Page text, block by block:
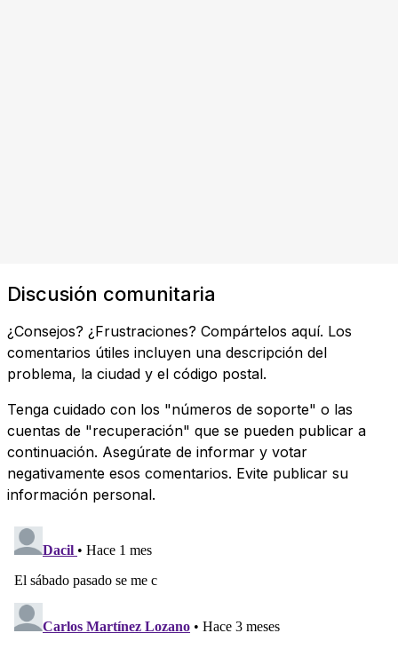
Discusión comunitaria
¿Consejos? ¿Frustraciones? Compártelos aquí. Los
comentarios útiles incluyen una descripción del
problema, la ciudad y el código postal.
Tenga cuidado con los "números de soporte" o las
cuentas de "recuperación" que se pueden publicar a
continuación. Asegúrate de informar y votar
negativamente esos comentarios. Evite publicar su
información personal.